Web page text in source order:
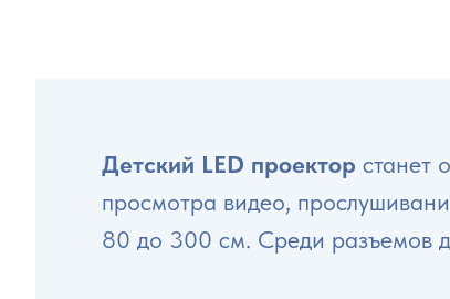
Детский LED проектор станет
просмотра видео,
80 до 300 см. Среди разъемов